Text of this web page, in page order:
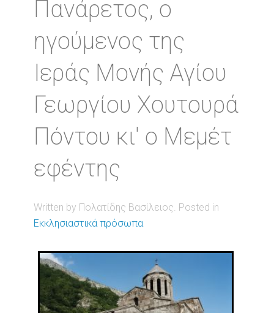
Πανάρετος, ο
ηγούμενος της
Ιεράς Μονής Αγίου
Γεωργίου Χουτουρά
Πόντου κι' ο Μεμέτ
εφέντης
Written by Πολατίδης Βασίλειος. Posted in
Εκκλησιαστικά πρόσωπα